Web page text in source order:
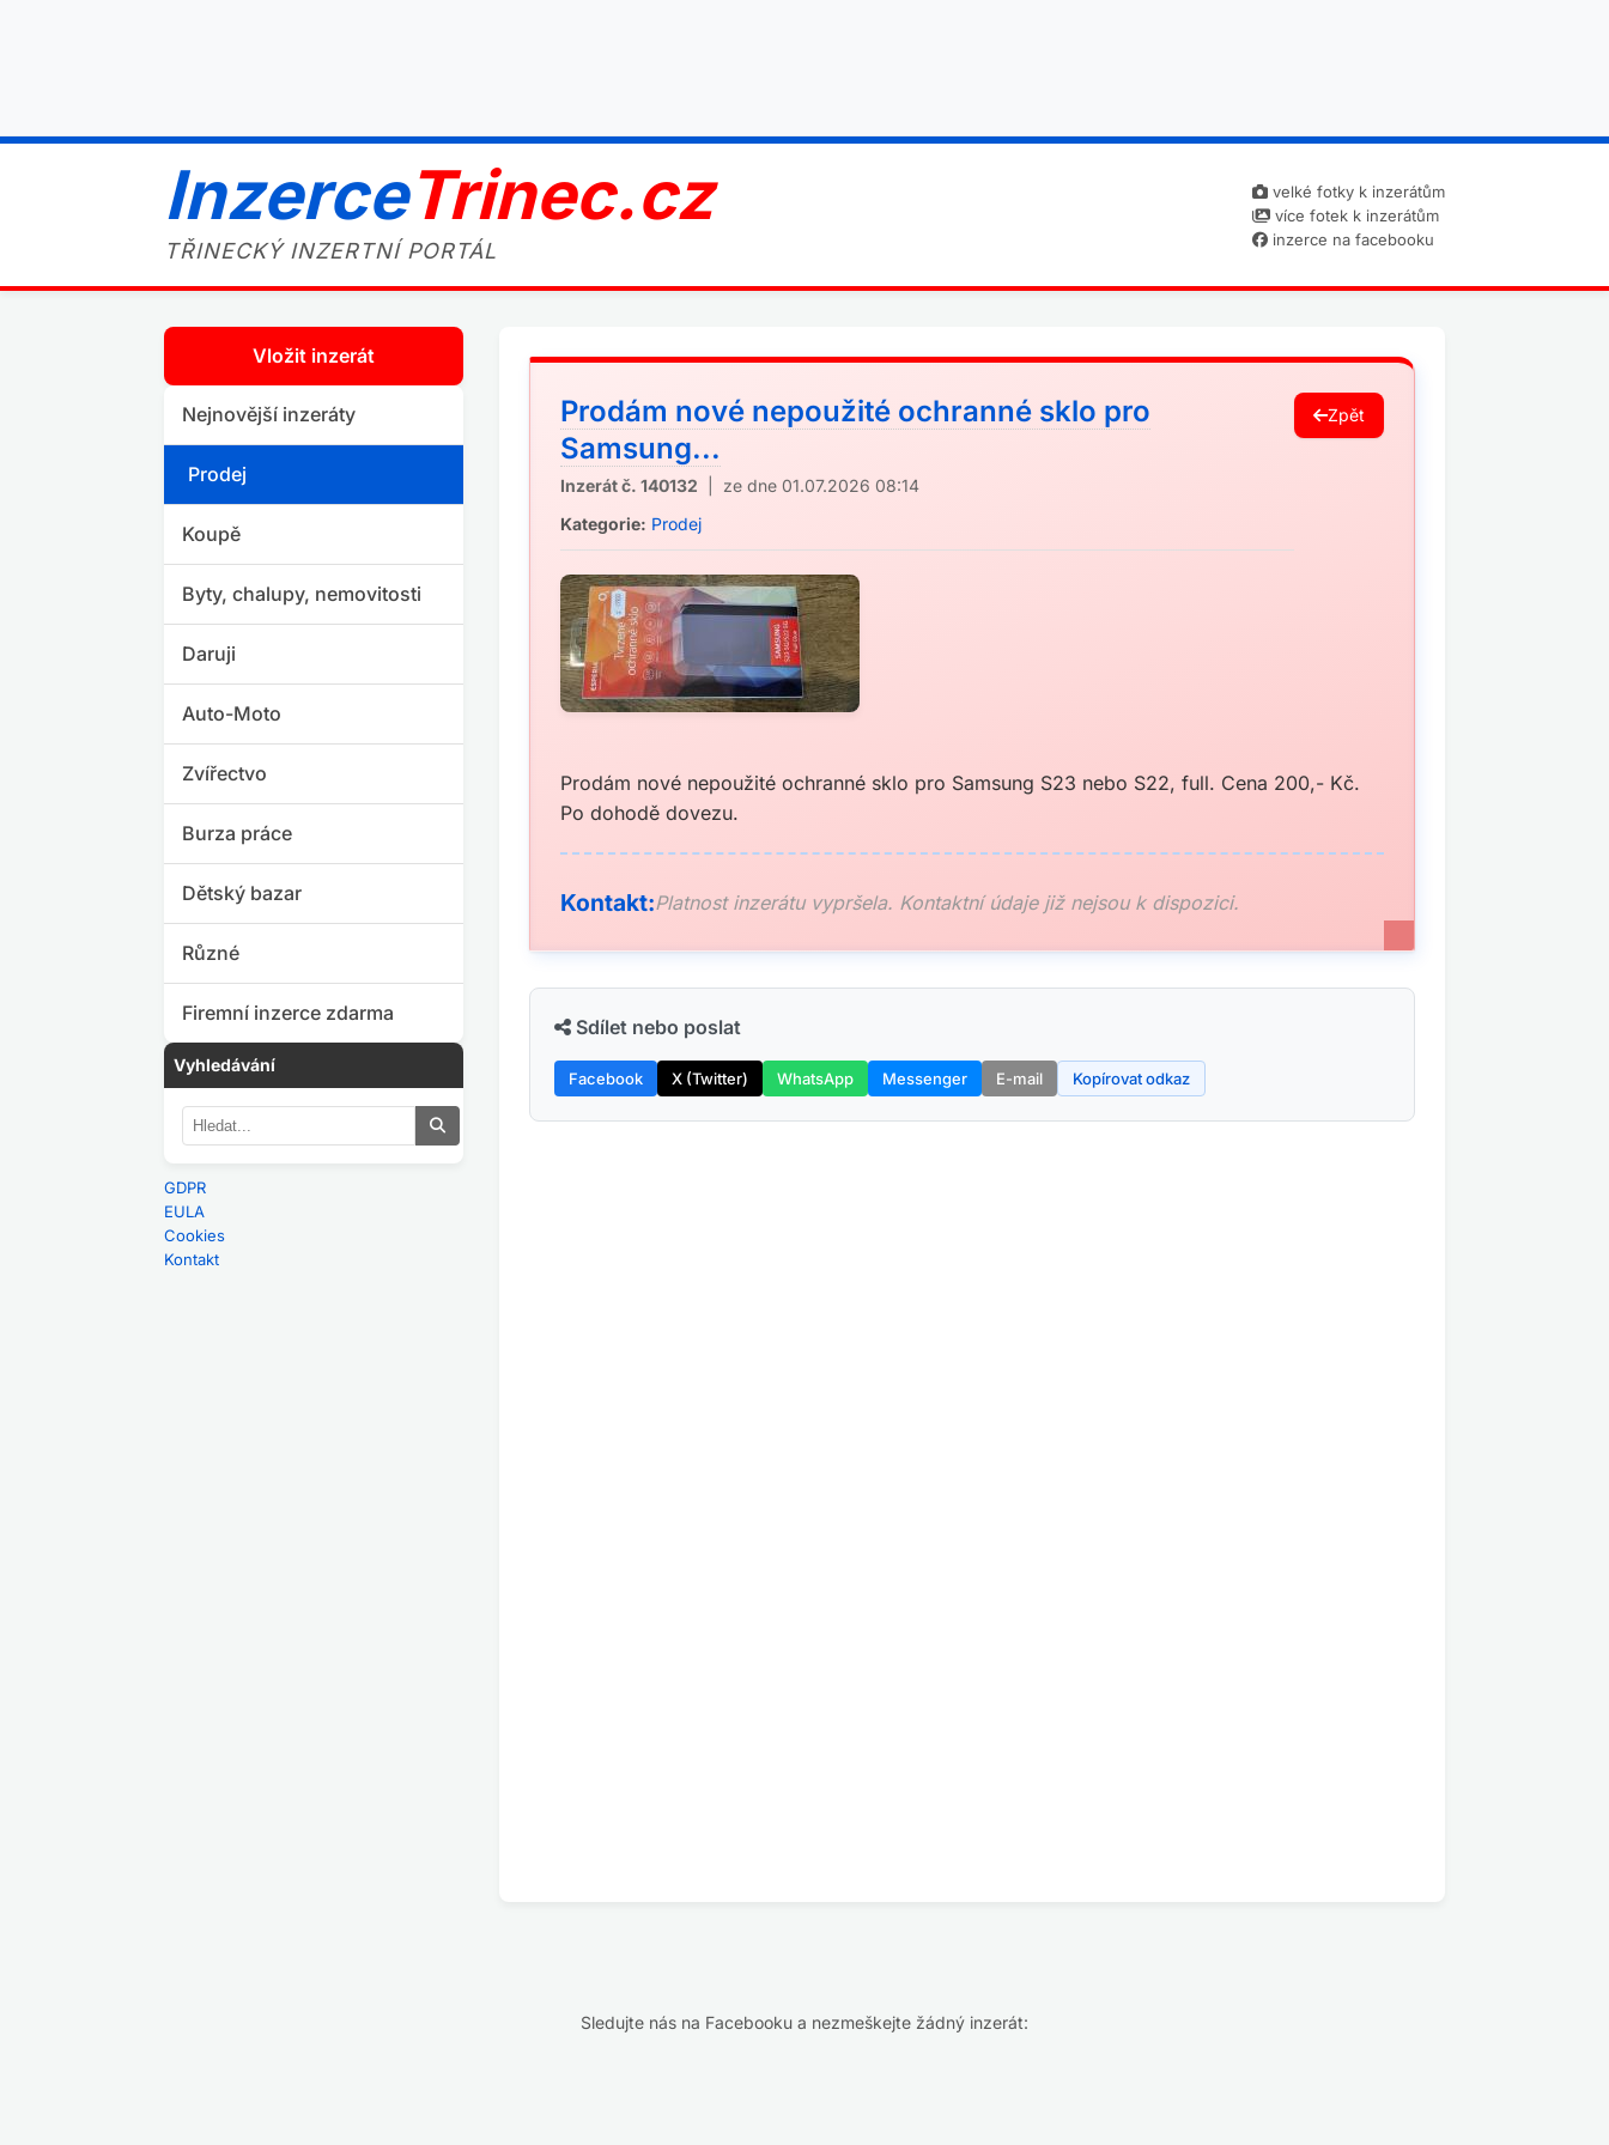
InzerceTrinec.cz
TŘINECKÝ INZERTNÍ PORTÁL
velké fotky k inzerátům
více fotek k inzerátům
inzerce na facebooku
Vložit inzerát
Nejnovější inzeráty
Prodej
Koupě
Byty, chalupy, nemovitosti
Daruji
Auto-Moto
Zvířectvo
Burza práce
Dětský bazar
Různé
Firemní inzerce zdarma
Vyhledávání
GDPR
EULA
Cookies
Kontakt
Prodám nové nepoužité ochranné sklo pro
Samsung...
Inzerát č. 140132 | ze dne 01.07.2026 08:14
Kategorie: Prodej
Zpět
Prodám nové nepoužité ochranné sklo pro Samsung S23 nebo S22, full. Cena 200,- Kč.
Po dohodě dovezu.
Kontakt:Platnost inzerátu vypršela. Kontaktní údaje již nejsou k dispozici.
Sdílet nebo poslat
Facebook X (Twitter) WhatsApp Messenger E-mail Kopírovat odkaz
Sledujte nás na Facebooku a nezmeškejte žádný inzerát: